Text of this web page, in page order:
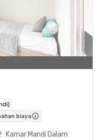
biaya
Kamar Mandi Dalam